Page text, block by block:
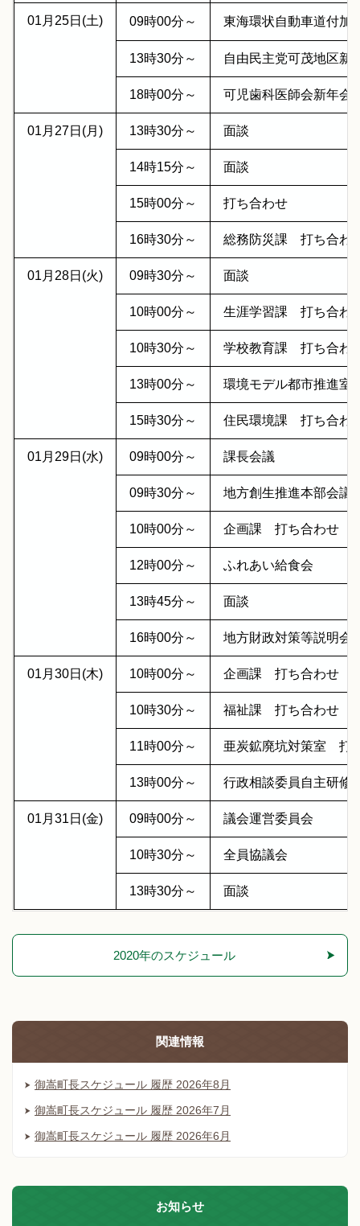
01月25日(土) 09時00分～ 東海環状自動車道付
13時30分～ 自由民主党可茂地区新
18時00分～ 可児歯科医師会新年会
01月27日(月) 13時30分～ 面談
14時15分～ 面談
15時00分～ 打ち合わせ
16時30分～ 総務防災課 打ち合わ
01月28日(火) 09時30分～ 面談
10時00分～ 生涯学習課 打ち合わ
10時30分～ 学校教育課 打ち合わ
13時00分～ 環境モデル都市推進
15時30分～ 住民環境課 打ち合わ
01月29日(水) 09時00分～ 課長会議
09時30分～ 地方創生推進本部会議
10時00分～ 企画課 打ち合わせ
12時00分～ ふれあい給食会
13時45分～ 面談
16時00分～ 地方財政対策等説明会
01月30日(木) 10時00分～ 企画課 打ち合わせ
10時30分～ 福祉課 打ち合わせ
11時00分～ 亜炭鉱廃坑対策室 打
13時00分～ 行政相談委員自主研修
01月31日(金) 09時00分～ 議会運営委員会
10時30分～ 全員協議会
13時30分～ 面談
2020年のスケジュール
関連情報
御嵩町長スケジュール 履歴 2026年8月
御嵩町長スケジュール 履歴 2026年7月
御嵩町長スケジュール 履歴 2026年6月
お知らせ